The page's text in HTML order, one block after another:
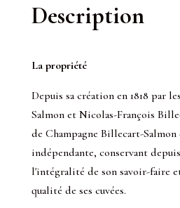
Description
La propriété
Depuis sa création en 1818 par
Salmon et Nicolas-François
de Champagne Billecart-Salmon
indépendante, conservant
l'intégralité de son savoir-faire
qualité de ses cuvées.